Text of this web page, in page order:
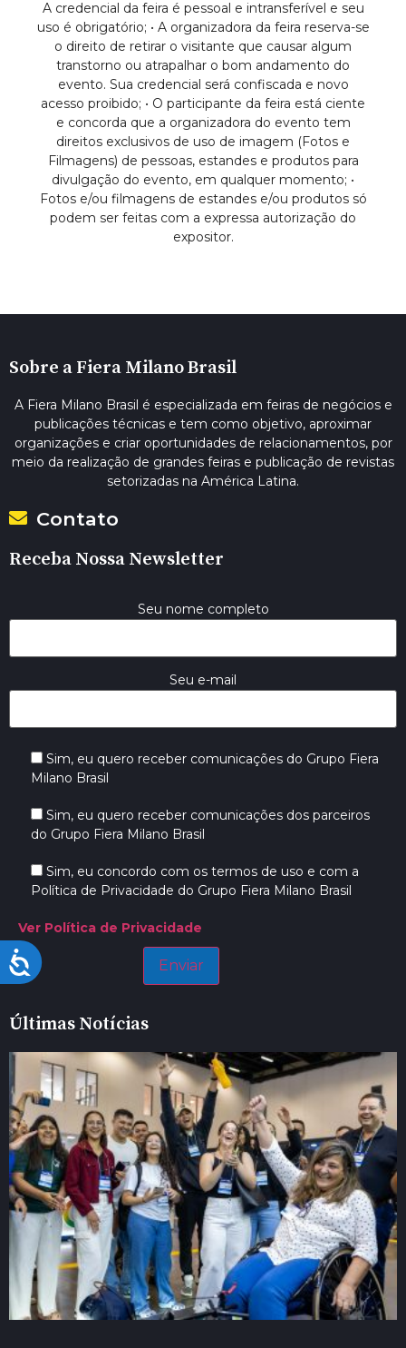
Acessibilidade
A credencial da feira é pessoal e intransferível e seu
uso é obrigatório; • A organizadora da feira reserva-se
o direito de retirar o visitante que causar algum
transtorno ou atrapalhar o bom andamento do
evento. Sua credencial será confiscada e novo
acesso proibido; • O participante da feira está ciente
e concorda que a organizadora do evento tem
direitos exclusivos de uso de imagem (Fotos e
Filmagens) de pessoas, estandes e produtos para
divulgação do evento, em qualquer momento; •
Fotos e/ou filmagens de estandes e/ou produtos só
podem ser feitas com a expressa autorização do
expositor.
Sobre a Fiera Milano Brasil
A Fiera Milano Brasil é especializada em feiras de negócios e
publicações técnicas e tem como objetivo, aproximar
organizações e criar oportunidades de relacionamentos, por
meio da realização de grandes feiras e publicação de revistas
setorizadas na América Latina.
Contato
Receba Nossa Newsletter
Seu nome completo
Seu e-mail
Sim, eu quero receber comunicações do Grupo Fiera
Milano Brasil
Sim, eu quero receber comunicações dos parceiros
do Grupo Fiera Milano Brasil
Sim, eu concordo com os termos de uso e com a
Política de Privacidade do Grupo Fiera Milano Brasil
Ver Política de Privacidade
Últimas Notícias